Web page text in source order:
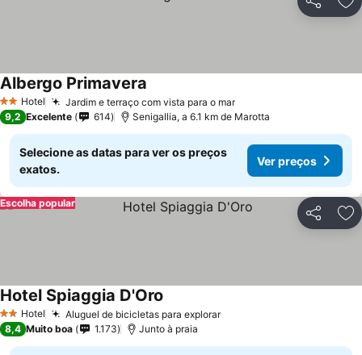
Partilhar
2 Estrelas
Hotel Jardim e terraço com vista para o marVer preços
Albergo Primavera
9,2 Excelente 614 Senigallia, a 6.1 km de Marotta
Selecione as datas para ver os preços
exatos.
Ver preços
Partilhar
Escolha popular
2 Estrelas
Hotel Aluguel de bicicletas para explorarVer preços
Hotel Spiaggia D'Oro
8,4 Muito boa 1.173 Junto à praia